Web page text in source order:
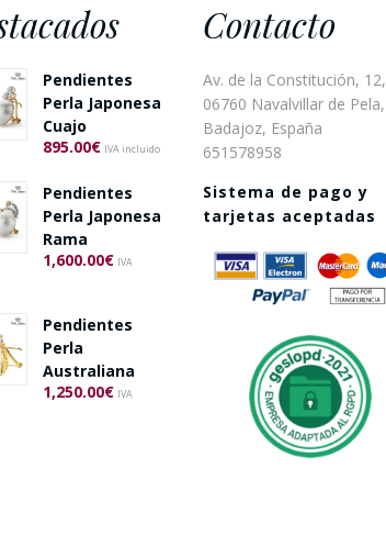
Pendientes
Perla Japonesa
Cuajo
895.00€ IVA incluido
Pendientes
Perla Japonesa
Rama
1,600.00€ IVA
Pendientes
Perla
Australiana
1,250.00€ IVA
Contacto
Av. de la Constitución, 12,
06760 Navalvillar de Pela,
Badajoz, España
651578958
Sistema de pago y
tarjetas aceptadas